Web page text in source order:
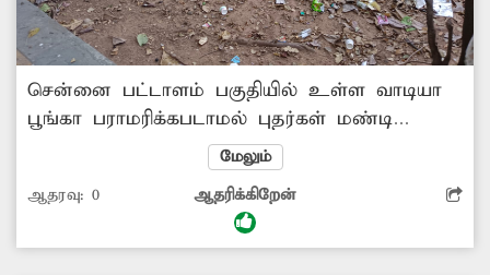
சென்னை பட்டாளம் பகுதியில் உள்ள வாடியா
பூங்கா பராமரிக்கபடாமல் புதர்கள் மண்டி
காணப்படுகிறது. குப்பைகள் சுத்தம்
செய்யப்படாமல் உள்ளது. பூங்காவை பராமரிக்க
ஆட்கள் இல்லாததால் பள்ளி மாணவர்களும்,
இளைஞர்களும் பயன்படுத்தமுடியாத நிலை
மேலும்
ஆதரவு: 0 ஆதரிக்கிறேன்